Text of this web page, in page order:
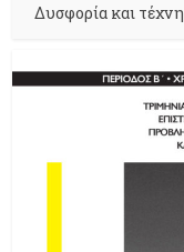
Δυσφορία και τέχνη